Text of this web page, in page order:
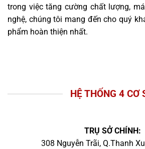
trong việc tăng cường chất lượng,
nghệ, chúng tôi mang đến cho quý
phẩm hoàn thiện nhất.
HỆ THỐNG 4 CƠ
TRỤ SỞ CHÍNH:
308 Nguyễn Trãi, Q.Thanh